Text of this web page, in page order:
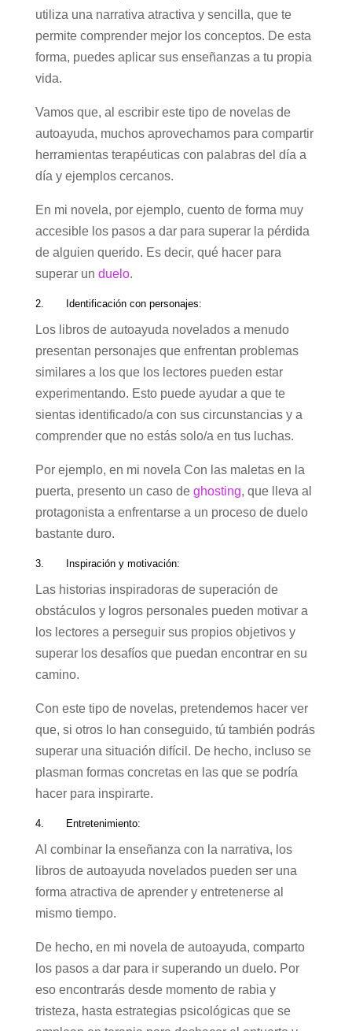
utiliza una narrativa atractiva y sencilla, que te
permite comprender mejor los conceptos. De esta
forma, puedes aplicar sus enseñanzas a tu propia
vida.
Vamos que, al escribir este tipo de novelas de
autoayuda, muchos aprovechamos para compartir
herramientas terapéuticas con palabras del día a
día y ejemplos cercanos.
En mi novela, por ejemplo, cuento de forma muy
accesible los pasos a dar para superar la pérdida
de alguien querido. Es decir, qué hacer para
superar un duelo.
2. Identificación con personajes:
Los libros de autoayuda novelados a menudo
presentan personajes que enfrentan problemas
similares a los que los lectores pueden estar
experimentando. Esto puede ayudar a que te
sientas identificado/a con sus circunstancias y a
comprender que no estás solo/a en tus luchas.
Por ejemplo, en mi novela Con las maletas en la
puerta, presento un caso de ghosting, que lleva al
protagonista a enfrentarse a un proceso de duelo
bastante duro.
3. Inspiración y motivación:
Las historias inspiradoras de superación de
obstáculos y logros personales pueden motivar a
los lectores a perseguir sus propios objetivos y
superar los desafíos que puedan encontrar en su
camino.
Con este tipo de novelas, pretendemos hacer ver
que, si otros lo han conseguido, tú también podrás
superar una situación difícil. De hecho, incluso se
plasman formas concretas en las que se podría
hacer para inspirarte.
4. Entretenimiento:
Al combinar la enseñanza con la narrativa, los
libros de autoayuda novelados pueden ser una
forma atractiva de aprender y entretenerse al
mismo tiempo.
De hecho, en mi novela de autoayuda, comparto
los pasos a dar para ir superando un duelo. Por
eso encontrarás desde momento de rabia y
tristeza, hasta estrategias psicológicas que se